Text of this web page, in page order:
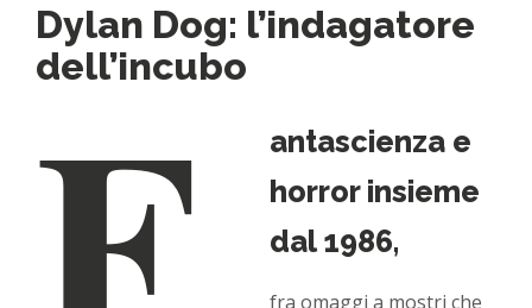
Dylan Dog: l’indagatore
dell’incubo
antascienza e
horror insieme
dal 1986,
fra omaggi a mostri che